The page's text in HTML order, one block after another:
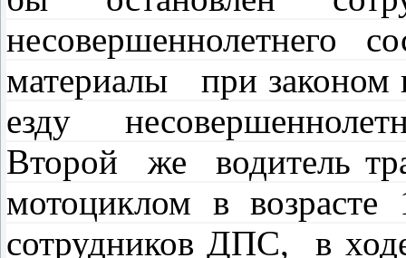
несовершеннолетнего
материалы при законом
езду
Второй же водитель
мотоциклом в
сотрудников ДПС, в